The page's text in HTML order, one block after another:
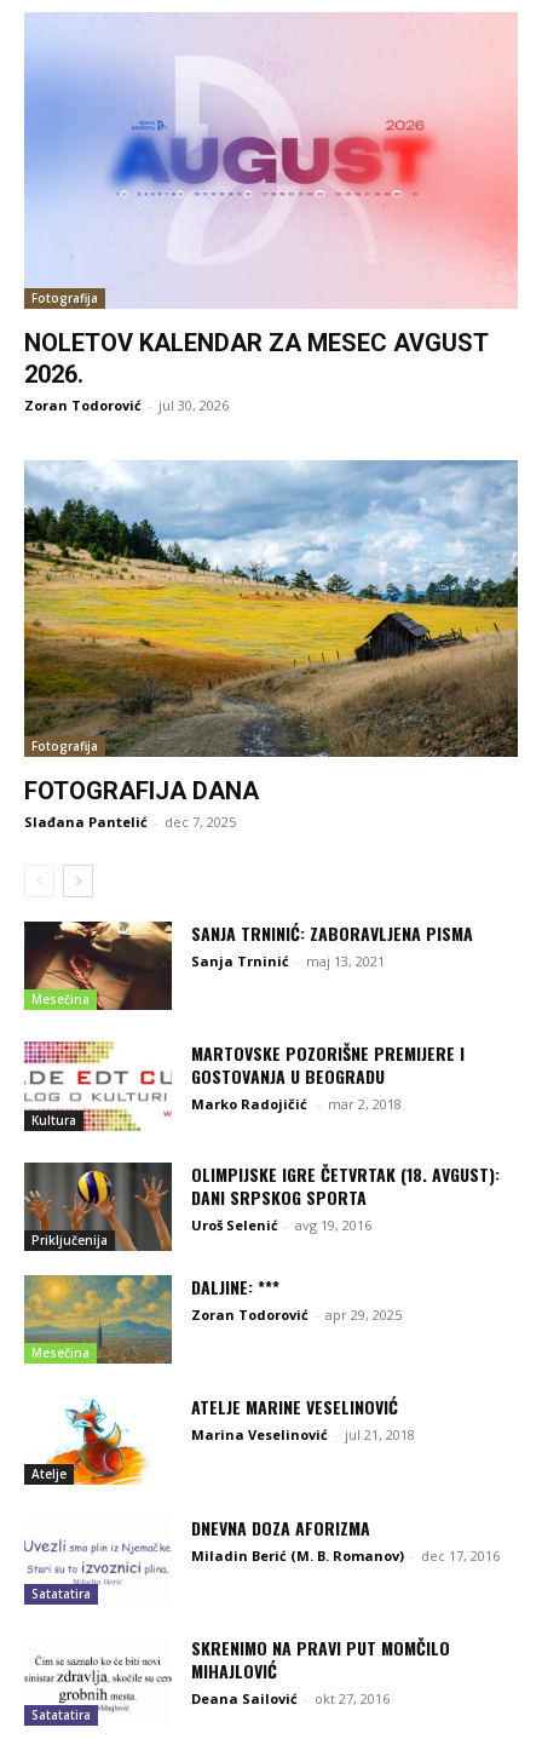
Fotografija
NOLETOV KALENDAR ZA MESEC AVGUST
2026.
Zoran Todorović - jul 30, 2026
Fotografija
FOTOGRAFIJA DANA
Slađana Pantelić - dec 7, 2025
Mesečina
SANJA TRNINIĆ: ZABORAVLJENA PISMA
Sanja Trninić - maj 13, 2021
Kultura
MARTOVSKE POZORIŠNE PREMIJERE I
GOSTOVANJA U BEOGRADU
Marko Radojičić - mar 2, 2018
Priključenija
OLIMPIJSKE IGRE ČETVRTAK (18. AVGUST):
DANI SRPSKOG SPORTA
Uroš Selenić - avg 19, 2016
Mesečina
DALJINE: ***
Zoran Todorović - apr 29, 2025
Atelje
ATELJE MARINE VESELINOVIĆ
Marina Veselinović - jul 21, 2018
Satatatira
DNEVNA DOZA AFORIZMA
Miladin Berić (M. B. Romanov) - dec 17, 2016
Satatatira
SKRENIMO NA PRAVI PUT MOMČILO
MIHAJLOVIĆ
Deana Sailović - okt 27, 2016